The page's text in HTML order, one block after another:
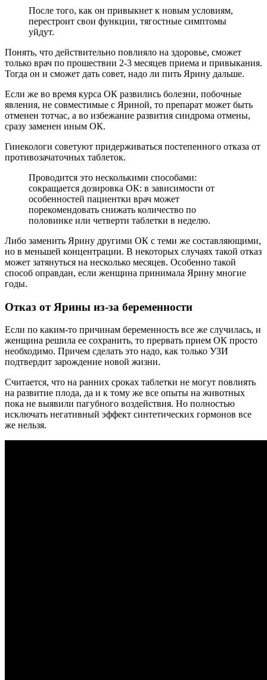
После того, как он привыкнет к новым условиям,
перестроит свои функции, тягостные симптомы
уйдут.
Понять, что действительно повлияло на здоровье, сможет
только врач по прошествии 2-3 месяцев приема и привыкания.
Тогда он и сможет дать совет, надо ли пить Ярину дальше.
Если же во время курса ОК развились болезни, побочные
явления, не совместимые с Яриной, то препарат может быть
отменен тотчас, а во избежание развития синдрома отмены,
сразу заменен иным ОК.
Гинекологи советуют придерживаться постепенного отказа от
противозачаточных таблеток.
Проводится это несколькими способами:
сокращается дозировка ОК: в зависимости от
особенностей пациентки врач может
порекомендовать снижать количество по
половинке или четверти таблетки в неделю.
Либо заменить Ярину другими ОК с теми же составляющими,
но в меньшей концентрации. В некоторых случаях такой отказ
может затянуться на несколько месяцев. Особенно такой
способ оправдан, если женщина принимала Ярину многие
годы.
Отказ от Ярины из-за беременности
Если по каким-то причинам беременность все же случилась, и
женщина решила ее сохранить, то прервать прием ОК просто
необходимо. Причем сделать это надо, как только УЗИ
подтвердит зарождение новой жизни.
Считается, что на ранних сроках таблетки не могут повлиять
на развитие плода, да и к тому же все опыты на животных
пока не выявили пагубного воздействия. Но полностью
исключать негативный эффект синтетических гормонов все
же нельзя.